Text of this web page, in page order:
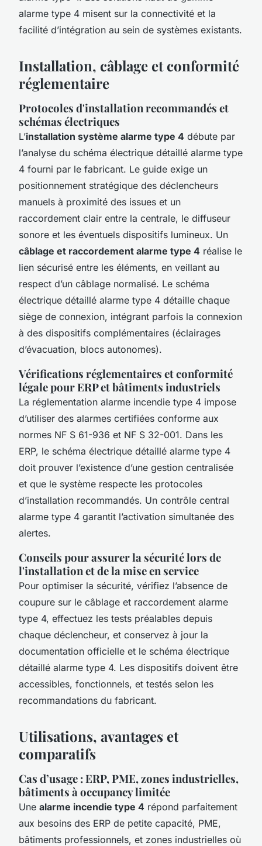
alarme type 4 misent sur la connectivité et la
facilité d’intégration au sein de systèmes existants.
Installation, câblage et conformité
réglementaire
Protocoles d'installation recommandés et
schémas électriques
L’installation système alarme type 4 débute par
l’analyse du schéma électrique détaillé alarme type
4 fourni par le fabricant. Le guide exige un
positionnement stratégique des déclencheurs
manuels à proximité des issues et un
raccordement clair entre la centrale, le diffuseur
sonore et les éventuels dispositifs lumineux. Un
câblage et raccordement alarme type 4 réalise le
lien sécurisé entre les éléments, en veillant au
respect d’un câblage normalisé. Le schéma
électrique détaillé alarme type 4 détaille chaque
siège de connexion, intégrant parfois la connexion
à des dispositifs complémentaires (éclairages
d’évacuation, blocs autonomes).
Vérifications réglementaires et conformité
légale pour ERP et bâtiments industriels
La réglementation alarme incendie type 4 impose
d’utiliser des alarmes certifiées conforme aux
normes NF S 61-936 et NF S 32-001. Dans les
ERP, le schéma électrique détaillé alarme type 4
doit prouver l’existence d’une gestion centralisée
et que le système respecte les protocoles
d’installation recommandés. Un contrôle central
alarme type 4 garantit l’activation simultanée des
alertes.
Conseils pour assurer la sécurité lors de
l'installation et de la mise en service
Pour optimiser la sécurité, vérifiez l’absence de
coupure sur le câblage et raccordement alarme
type 4, effectuez les tests préalables depuis
chaque déclencheur, et conservez à jour la
documentation officielle et le schéma électrique
détaillé alarme type 4. Les dispositifs doivent être
accessibles, fonctionnels, et testés selon les
recommandations du fabricant.
Utilisations, avantages et
comparatifs
Cas d’usage : ERP, PME, zones industrielles,
bâtiments à occupancy limitée
Une alarme incendie type 4 répond parfaitement
aux besoins des ERP de petite capacité, PME,
bâtiments professionnels, et zones industrielles où